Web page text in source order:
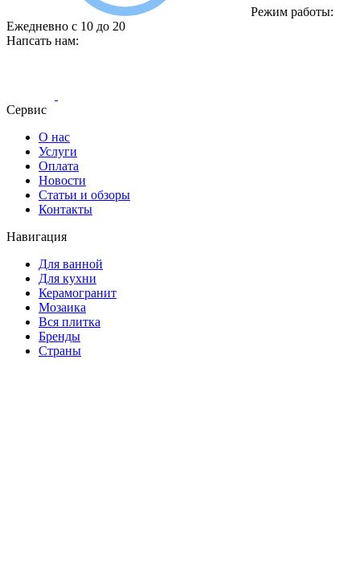
Режим работы:
Ежедневно с 10 до 20
Напсать нам:
Сервис
О нас
Услуги
Оплата
Новости
Статьи и обзоры
Контакты
Навигация
Для ванной
Для кухни
Керамогранит
Мозаика
Вся плитка
Бренды
Страны